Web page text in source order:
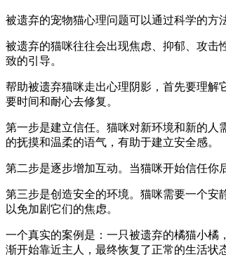
被遗弃的宠物猫心理问题可以通过科学的方
被遗弃的猫咪往往会出现焦虑、抑郁、攻击
致的引导。
帮助被遗弃猫咪走出心理阴影，首先要理解
要时间和耐心去修复。
第一步是建立信任。猫咪对新环境和新的人
的抚摸和温柔的语气，有助于建立安全感。
第二步是逐步增加互动。当猫咪开始信任你
第三步是创造安全的环境。猫咪需要一个安
以免加剧它们的焦虑。
一个真实的案例是：一只被遗弃的橘猫小橘
渐开始靠近主人，最终恢复了正常的生活状